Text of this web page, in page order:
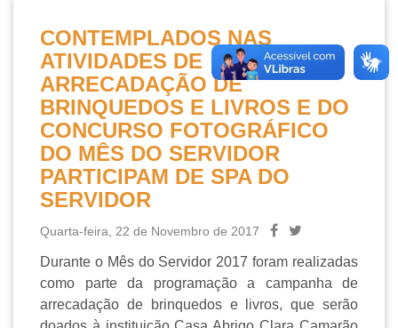
CONTEMPLADOS NAS
ATIVIDADES DE
ARRECADAÇÃO DE
BRINQUEDOS E LIVROS E DO
CONCURSO FOTOGRÁFICO
DO MÊS DO SERVIDOR
PARTICIPAM DE SPA DO
SERVIDOR
Quarta-feira, 22 de Novembro de 2017
Durante o Mês do Servidor 2017 foram realizadas
como parte da programação a campanha de
arrecadação de brinquedos e livros, que serão